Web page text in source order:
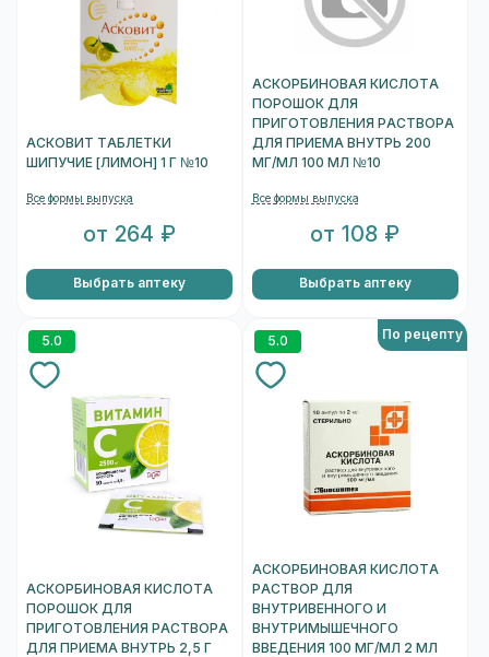
АСКОВИТ ТАБЛЕТКИ
ШИПУЧИЕ [ЛИМОН] 1 Г №10
Все формы выпуска
от 264 ₽
Выбрать аптеку
АСКОРБИНОВАЯ КИСЛОТА
ПОРОШОК ДЛЯ
ПРИГОТОВЛЕНИЯ РАСТВОРА
ДЛЯ ПРИЕМА ВНУТРЬ 200
МГ/МЛ 100 МЛ №10
Все формы выпуска
от 108 ₽
Выбрать аптеку
5.0
АСКОРБИНОВАЯ КИСЛОТА
ПОРОШОК ДЛЯ
ПРИГОТОВЛЕНИЯ РАСТВОРА
ДЛЯ ПРИЕМА ВНУТРЬ 2,5 Г
5.0 По рецепту
АСКОРБИНОВАЯ КИСЛОТА
РАСТВОР ДЛЯ
ВНУТРИВЕННОГО И
ВНУТРИМЫШЕЧНОГО
ВВЕДЕНИЯ 100 МГ/МЛ 2 МЛ